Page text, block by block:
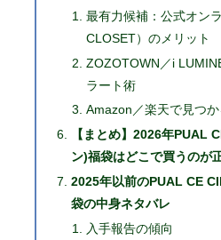
最有力候補：公式オン
CLOSET）のメリット
ZOZOTOWN／i
ラート術
Amazon／楽天で見つ
【まとめ】2026年PUAL
ン)福袋はどこで買うのが
2025年以前のPUAL CE
袋の中身ネタバレ
入手報告の傾向